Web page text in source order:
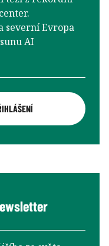
severní Evropa
AI